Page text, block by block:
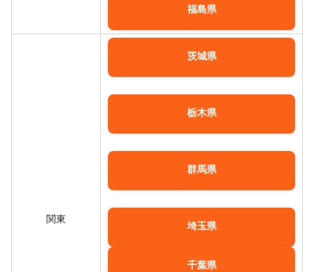
福島県
関東
茨城県
栃木県
群馬県
埼玉県
千葉県